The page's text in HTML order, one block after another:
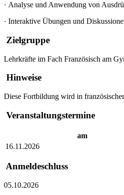
· Analyse und Anwendung von
· Interaktive Übungen und
Zielgruppe
Lehrkräfte im Fach Französisch am
Hinweise
Diese Fortbildung wird in
Veranstaltungstermine
am
16.11.2026
Anmeldeschluss
05.10.2026